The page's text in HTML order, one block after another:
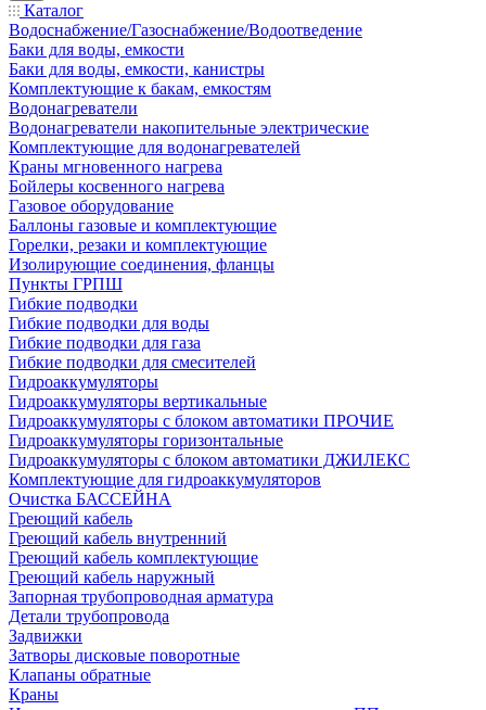
Каталог
Водоснабжение/Газоснабжение/Водоотведение
Баки для воды, емкости
Баки для воды, емкости, канистры
Комплектующие к бакам, емкостям
Водонагреватели
Водонагреватели накопительные электрические
Комплектующие для водонагревателей
Краны мгновенного нагрева
Бойлеры косвенного нагрева
Газовое оборудование
Баллоны газовые и комплектующие
Горелки, резаки и комплектующие
Изолирующие соединения, фланцы
Пункты ГРПШ
Гибкие подводки
Гибкие подводки для воды
Гибкие подводки для газа
Гибкие подводки для смесителей
Гидроаккумуляторы
Гидроаккумуляторы вертикальные
Гидроаккумуляторы с блоком автоматики ПРОЧИЕ
Гидроаккумуляторы горизонтальные
Гидроаккумуляторы с блоком автоматики ДЖИЛЕКС
Комплектующие для гидроаккумуляторов
Очистка БАССЕЙНА
Греющий кабель
Греющий кабель внутренний
Греющий кабель комплектующие
Греющий кабель наружный
Запорная трубопроводная арматура
Детали трубопровода
Задвижки
Затворы дисковые поворотные
Клапаны обратные
Краны